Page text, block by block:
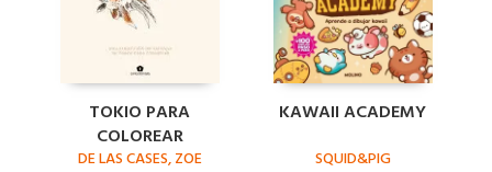
TOKIO PARA
COLOREAR
DE LAS CASES, ZOE
KAWAII ACADEMY
SQUID&PIG